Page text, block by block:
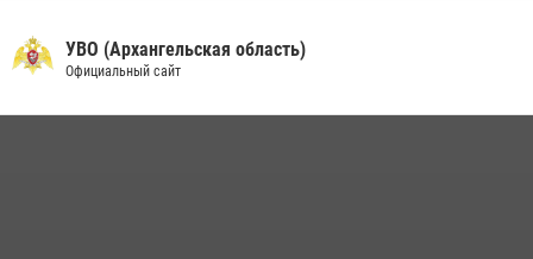
УВО (Архангельская область)
Официальный сайт